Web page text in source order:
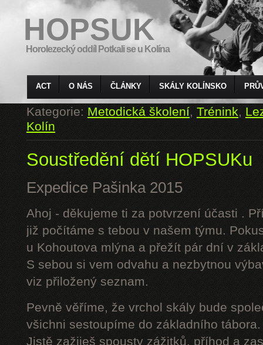
HOPSUK
Horolezecký oddíl Potkali se u Kolína
ACT O NÁS ČLÁNKY SKÁLY KOLÍNSKO
Kategorie:Metodická školení, Trénink,
Kolín
Soustředění dětí HOPSUKu
Expedice Pašinka 2015
Ahoj - děkujeme ti za potvrzení účasti .
již počítáme s tebou v našem týmu.
u Kohoutova mlýna a přežít pár dní v
S sebou si vem odvahu a nezbytnou
viz přiložený seznam.
Pevně věříme, že vrchol skály bude
všichni sestoupíme do základního tábora.
Jistě zažiješ spousty zážitků, příhod a